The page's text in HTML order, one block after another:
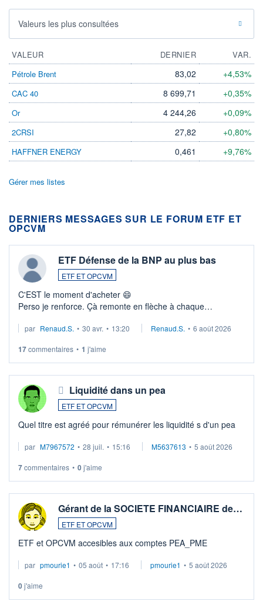
Valeurs les plus consultées
VALEUR DERNIER
VAR.
Pétrole Brent
83,02 +4,53%
CAC 40 8 699,71 +0,35%
Or 4 244,26 +0,09%
2CRSI 27,82 +0,80%
HAFFNER ENERGY 0,461 +9,76%
Gérer mes listes
DERNIERS MESSAGES SUR LE FORUM ETF ET
OPCVM
ETF Défense de la BNP au plus bas
ETF ET OPCVM
C'EST le moment d'acheter 😄​
Perso je renforce. Çà remonte en flèche à chaque
Investissement long terme tip top pour sa retraite.
par Renaud.S. • 30 avr. • 13:20 Renaud.S. • 6 août 2026
17commentaires • 1 j'aime
Liquidité dans un pea
ETF ET OPCVM
Quel titre est agréé pour rémunérer les liquidité s d'un pea
par M7967572 • 28 juil. • 15:16 M5637613 • 5 août 2026
7commentaires • 0j'aime
Gérant de la SOCIETE FINANCIAIRE de…
ETF ET OPCVM
ETF et OPCVM accesibles aux comptes PEA_PME
par pmourie1 • 05 août • 17:16 pmourie1 • 5 août 2026
0j'aime